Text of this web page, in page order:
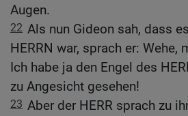
Augen.
22 Als nun Gideon sah, dass
HERRN war, sprach er: Wehe,
Ich habe ja den Engel des
zu Angesicht gesehen!
23 Aber der HERR sprach zu